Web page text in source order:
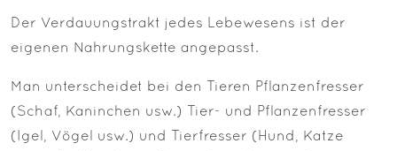
Der Verdauungstrakt jedes Lebewesens ist der
eigenen Nahrungskette angepasst.
Man unterscheidet bei den Tieren Pflanzenfresser
(Schaf, Kaninchen usw.) Tier- und Pflanzenfresser
(Igel, Vögel usw.) und Tierfresser (Hund, Katze